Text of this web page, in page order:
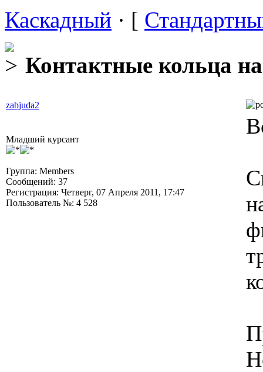
Каскадный · [
Контактные кольца
zabjuda2
Младший курсант
Группа: Members
Сообщений: 37
Регистрация: Четверг, 07 Апреля 2011, 17:47
Пользователь №: 4 528